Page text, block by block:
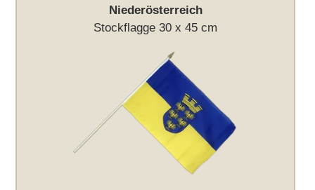
Niederösterreich
Stockflagge 30 x 45 cm